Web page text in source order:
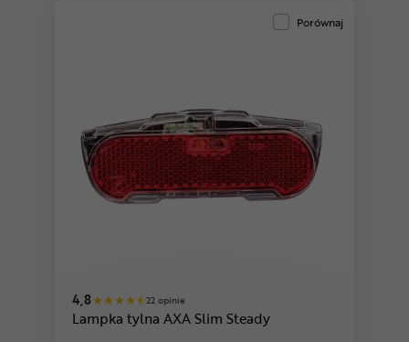
Porównaj
4,8 22 opinie
Lampka tylna AXA Slim Steady